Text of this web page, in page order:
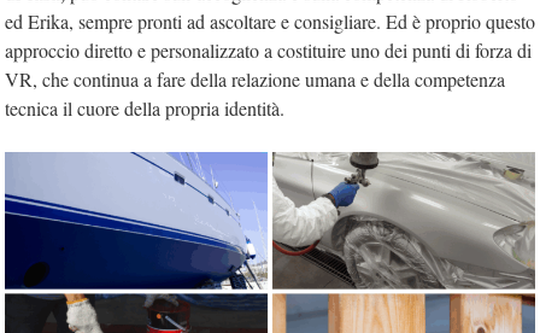
ed Erika, sempre pronti ad ascoltare e consigliare. Ed è proprio questo
approccio diretto e personalizzato a costituire uno dei punti di forza di
VR, che continua a fare della relazione umana e della competenza
tecnica il cuore della propria identità.